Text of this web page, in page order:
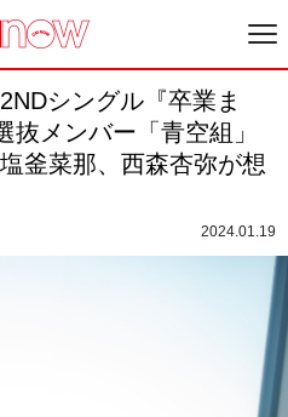
シングル『卒業ま
メンバー「青空組」
釜菜那、西森杏弥が想
2024.01.19